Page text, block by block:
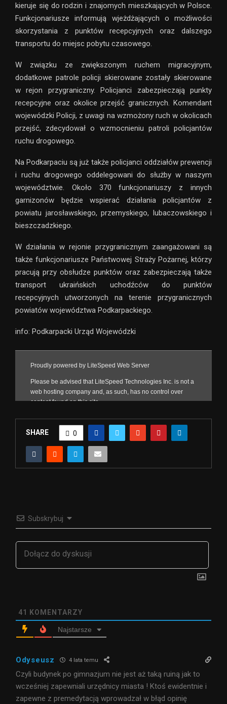
kieruje się do rodzin i znajomych mieszkających w Polsce.
Funkcjonariusze informują wjeżdżających o możliwości
skorzystania z punktów recepcyjnych oraz dalszego
transportu do miejsc pobytu czasowego.
W związku ze zwiększonym ruchem migracyjnym,
dodatkowe patrole policji skierowane zostały skierowane
w rejon przygraniczny. Policjanci zabezpieczają punkty
recepcyjne oraz okolice przejść granicznych. Komendant
wojewódzki Policji, z uwagi na wzmożony ruch w okolicach
przejść, zdecydował o wzmocnieniu patroli policjantów
ruchu drogowego.
Na Podkarpaciu są już także policjanci oddziałów prewencji
i ruchu drogowego oddelegowani do służby w naszym
województwie. Około 370 funkcjonariuszy z innych
garnizonów będzie wspierać działania policjantów z
powiatu jarosławskiego, przemyskiego, lubaczowskiego i
bieszczadzkiego.
W działania w rejonie przygranicznym zaangażowani są
także funkcjonariusze Państwowej Straży Pożarnej, którzy
pracują przy obsłudze punktów oraz zabezpieczają także
transport ukraińskich uchodźców do punktów
recepcyjnych utworzonych na terenie przygranicznych
powiatów województwa Podkarpackiego.
info: Podkarpacki Urząd Wojewódzki
SHARE 0
Subskrybuj
41 KOMENTARZY
Najstarsze
Odyseusz 4 lata temu
Czyli budynek po gimnazjum nie jest aż taką ruiną jak to
wcześniej zapewniali urzędnicy miasta ! Ktoś ewidentnie i
zapewne z premedytacją wprowadzał w błąd opinię